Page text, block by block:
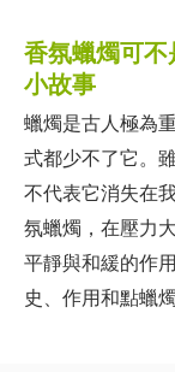
香氛蠟燭可
小故事
蠟燭是古人極為
式都少不了它。
不代表它消失在
氛蠟燭，在壓力
平靜與和緩的作
史、作用和點蠟